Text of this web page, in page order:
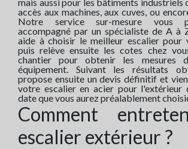
accès aux machines, aux cuves, ou
Notre service sur-mesure vous
accompagné par un spécialiste de A à
aide à choisir le meilleur escalier pour
puis relève ensuite les cotes chez
chantier pour obtenir les mesures
équipement. Suivant les résultats
propose ensuite un devis définitif et
votre escalier en acier pour l'extérieur
date que vous aurez préalablement
Comment
escalier extérieur ?